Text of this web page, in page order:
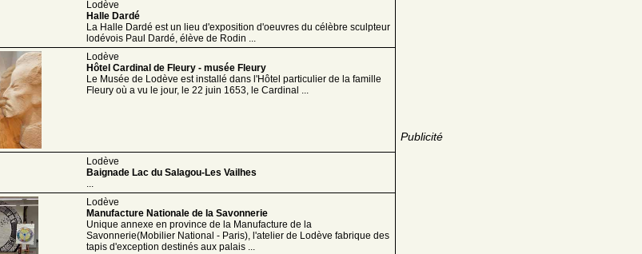
Publicité
Lodève
Halle Dardé
La Halle Dardé est un lieu d'exposition d'oeuvres du célèbre sculpteur
lodévois Paul Dardé, élève de Rodin ...
Lodève
Hôtel Cardinal de Fleury - musée Fleury
Le Musée de Lodève est installé dans l'Hôtel particulier de la famille
Fleury où a vu le jour, le 22 juin 1653, le Cardinal ...
Lodève
Baignade Lac du Salagou-Les Vailhes
...
Lodève
Manufacture Nationale de la Savonnerie
Unique annexe en province de la Manufacture de la
Savonnerie(Mobilier National - Paris), l'atelier de Lodève fabrique des
tapis d'exception destinés aux palais ...